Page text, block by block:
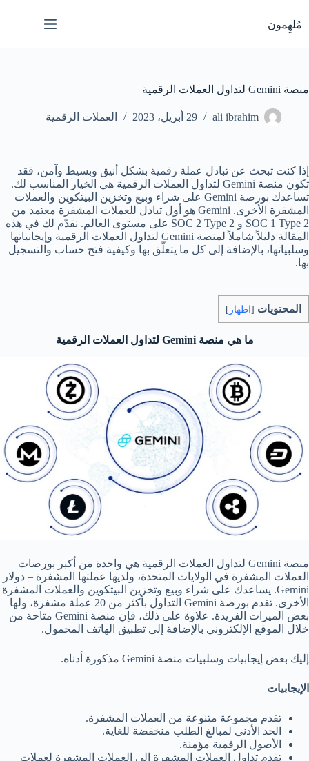
إلى
المحتوى
مُلهِمون
منصة Gemini لتداول العملات الرقمية
ali ibrahim 29 أبريل، 2023 العملات الرقمية
إذا كنت تبحث عن تبادل عملة رقمية بشكل أنيق وبسيط وآمن، فقد
تكون منصة Gemini لتداول العملات الرقمية هي الخيار المناسب لك.
تساعدك بورصة Gemini على شراء وبيع وتخزين البيتكوين والعملات
المشفرة الأخرى. Gemini هو أول تبادل للعملات المشفرة معتمد من
SOC 1 Type 2 و SOC 2 Type 2 على مستوى العالم. نقدّم لك في هذه
المقالة دليلاً شاملاً لمنصة Gemini لتداول العملات الرقمية وإيجابياتها
وسلبياتها، بالإضافة إلى كل ما يتعلّق بها وكيفية فتح حساب والتسجيل
بها.
المحتويات [ اظهار ]
ما هي منصةGemini لتداول العملات الرقمية
منصة Gemini لتداول العملات الرقمية هي واحدة من أكبر بورصات
العملات المشفرة في الولايات المتحدة، ولديها عملتها المشفرة – دولار
Gemini. يساعدك على شراء وبيع وتخزين البيتكوين والعملات المشفرة
الأخرى. تقدم بورصة Gemini التداول بأكثر من 20 عملة مشفرة، ولها
بعض الميزات الفريدة. علاوة على ذلك، فإن منصة Gemini متاحة من
خلال الموقع الإلكتروني بالإضافة إلى تطبيق الهاتف المحمول.
إليك بعض إيجابيات وسلبيات منصة Gemini مذكورة أدناه.
الإيجابيات
تقدم مجموعة متنوعة من العملات المشفرة.
الحد الأدنى لمبالغ الطلب منخفضة للغاية.
الأصول الرقمية مؤمنة.
تقدم تداول العملات المشفرة إلى العملات المشفرة لعملات